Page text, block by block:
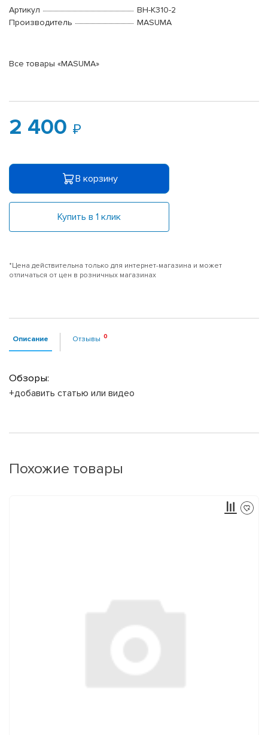
Артикул
BH-K310-2
Производитель
MASUMA
Все товары «MASUMA»
2 400
В корзину
Купить в 1 клик
*Цена действительна только для интернет-магазина и может
отличаться от цен в розничных магазинах
Описание Отзывы
Обзоры:
+добавить статью или видео
Похожие товары